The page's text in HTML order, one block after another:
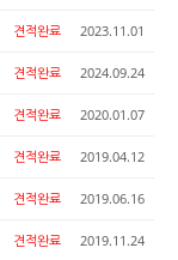
견적완료 2023.11.01
견적완료 2024.09.24
견적완료 2020.01.07
견적완료 2019.04.12
견적완료 2019.06.16
견적완료 2019.11.24